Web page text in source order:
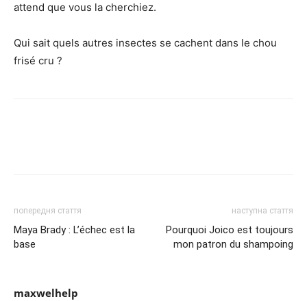
attend que vous la cherchiez.
Qui sait quels autres insectes se cachent dans le chou
frisé cru ?
попередня стаття
Maya Brady : L’échec est la
base
наступна стаття
Pourquoi Joico est toujours
mon patron du shampoing
maxwelhelp